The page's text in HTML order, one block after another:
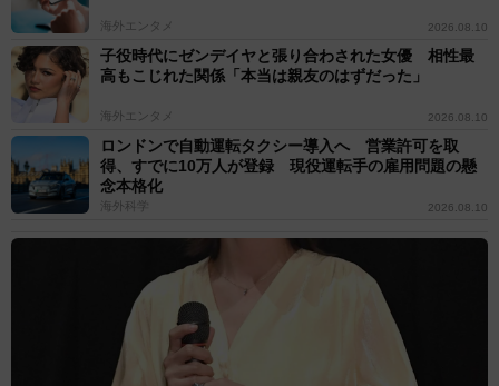
海外エンタメ 2026.08.10
子役時代にゼンデイヤと張り合わされた女優 相性最
高もこじれた関係「本当は親友のはずだった」
海外エンタメ 2026.08.10
ロンドンで自動運転タクシー導入へ 営業許可を取
得、すでに10万人が登録 現役運転手の雇用問題の懸
念本格化
海外科学 2026.08.10